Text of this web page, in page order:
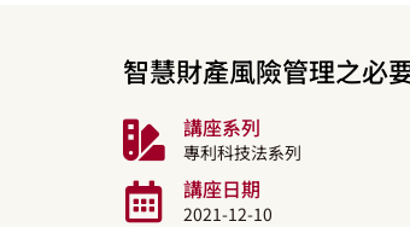
智慧財產風險管理之必
講座系列
專利科技法系列
講座日期
2021-12-10